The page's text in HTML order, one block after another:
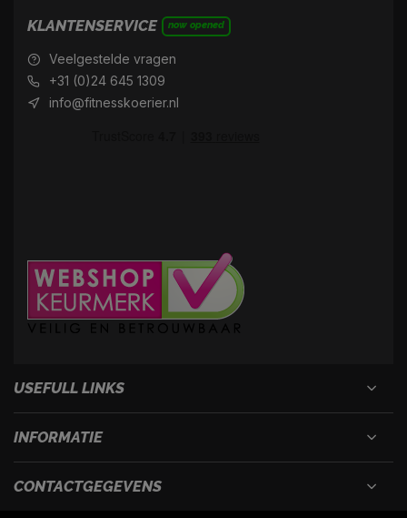
KLANTENSERVICE now opened
Veelgestelde vragen
+31 (0)24 645 1309
info@fitnesskoerier.nl
USEFULL LINKS
INFORMATIE
CONTACTGEGEVENS